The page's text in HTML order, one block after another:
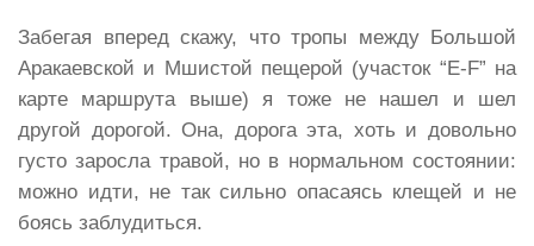
Забегая вперед скажу, что тропы между Большой
Аракаевской и Мшистой пещерой (участок “E-F” на
карте маршрута выше) я тоже не нашел и шел
другой дорогой. Она, дорога эта, хоть и довольно
густо заросла травой, но в нормальном состоянии:
можно идти, не так сильно опасаясь клещей и не
боясь заблудиться.